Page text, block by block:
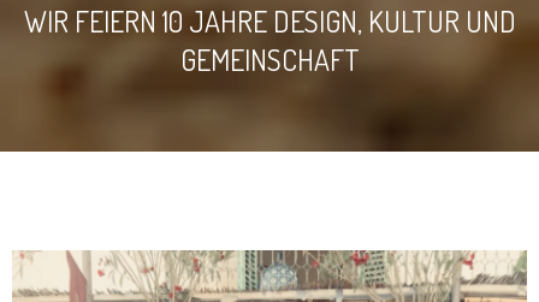
WIR FEIERN 10 JAHRE DESIGN, KULTUR UND
GEMEINSCHAFT